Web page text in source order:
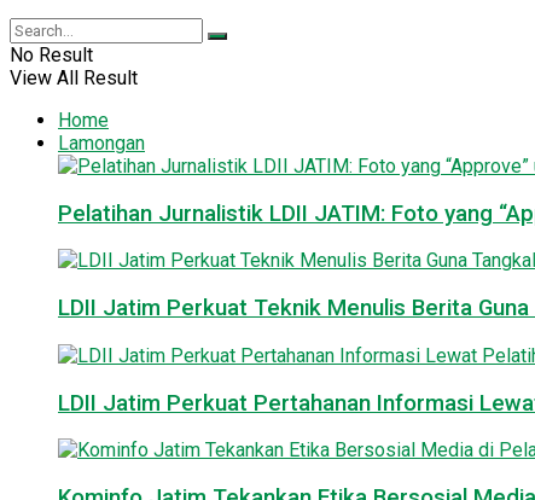
No Result
View All Result
Home
Lamongan
Pelatihan Jurnalistik LDII JATIM: Foto yang
LDII Jatim Perkuat Teknik Menulis Berita
LDII Jatim Perkuat Pertahanan Informasi